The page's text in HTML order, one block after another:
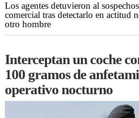
Los agentes detuvieron al
comercial tras detectarlo en actitud
otro hombre
Interceptan un coche
100 gramos de
operativo nocturno